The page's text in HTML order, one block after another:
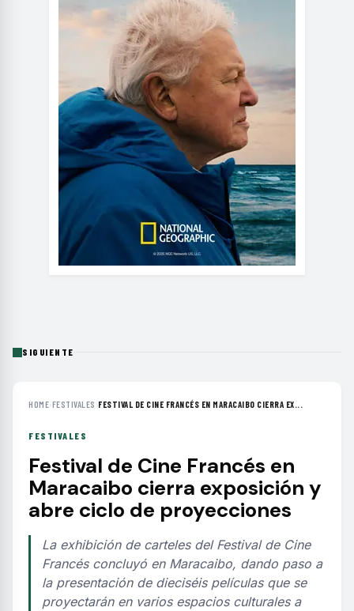
SIGUIENTE
HOME›FESTIVALES ›FESTIVAL DE CINE FRANCÉS EN MARACAIBO CIERRA EX...
FESTIVALES
Festival de Cine Francés en
Maracaibo cierra exposición y
abre ciclo de proyecciones
La exhibición de carteles del Festival de Cine
Francés concluyó en Maracaibo, dando paso a
la presentación de dieciséis películas que se
proyectarán en varios espacios culturales a